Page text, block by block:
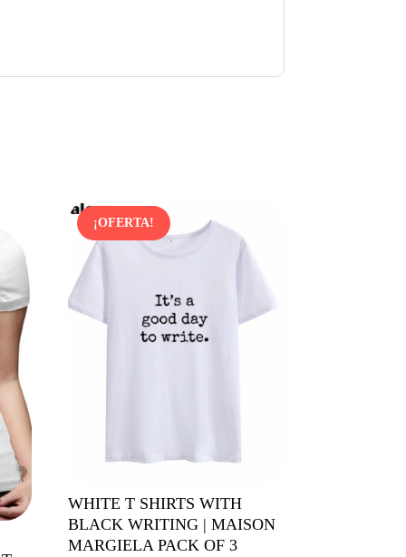
¡OFERTA!
WHITE T SHIRTS WITH
BLACK WRITING | MAISON
MARGIELA PACK OF 3